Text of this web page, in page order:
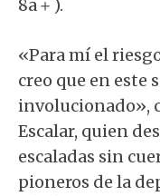
8a＋).
«Para mí el
creo que en este
involucionado»,
Escalar, quien
escaladas sin
pioneros de la